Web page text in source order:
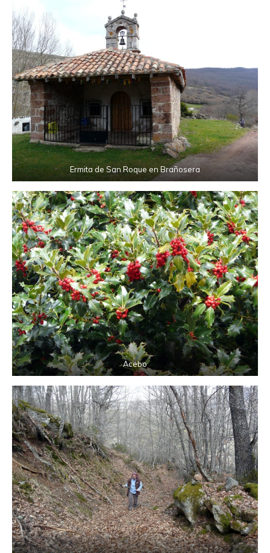
Ermita de San Roque en Brañosera
Acebo